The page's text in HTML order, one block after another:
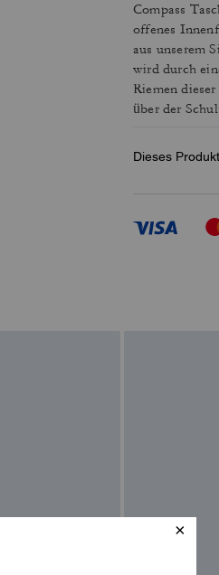
Compass
offenes
aus unserem
wird durch
Riemen
über der
Dieses